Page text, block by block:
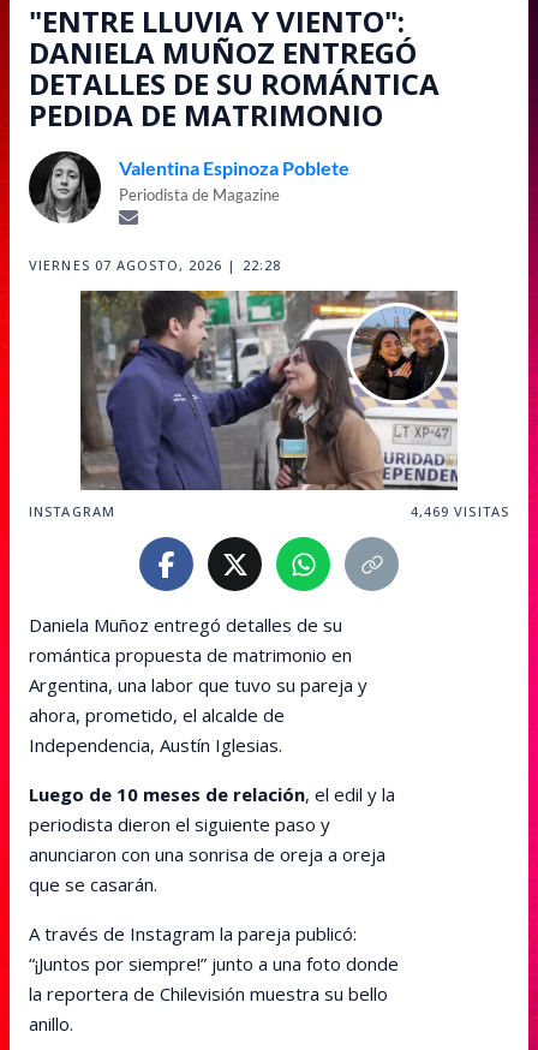
"ENTRE LLUVIA Y VIENTO":
DANIELA MUÑOZ ENTREGÓ
DETALLES DE SU ROMÁNTICA
PEDIDA DE MATRIMONIO
Valentina Espinoza Poblete
Periodista de Magazine
VIERNES 07 AGOSTO, 2026 | 22:28
INSTAGRAM 4,469 VISITAS
Daniela Muñoz entregó detalles de su
romántica propuesta de matrimonio en
Argentina, una labor que tuvo su pareja y
ahora, prometido, el alcalde de
Independencia, Austín Iglesias.
Luego de 10 meses de relación, el edil y la
periodista dieron el siguiente paso y
anunciaron con una sonrisa de oreja a oreja
que se casarán.
A través de Instagram la pareja publicó:
“¡Juntos por siempre!” junto a una foto donde
la reportera de Chilevisión muestra su bello
anillo.